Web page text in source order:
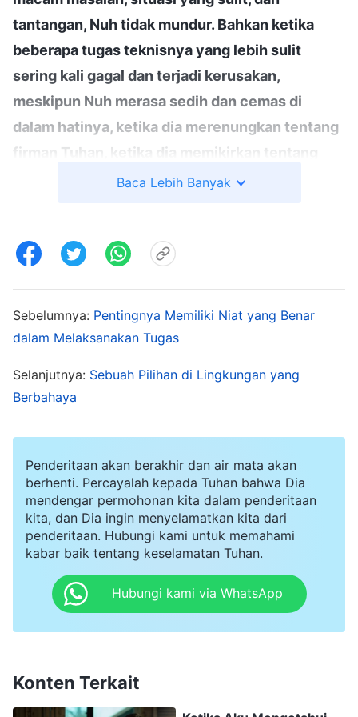
tantangan, Nuh tidak mundur. Bahkan ketika
beberapa tugas teknisnya yang lebih sulit
sering kali gagal dan terjadi kerusakan,
meskipun Nuh merasa sedih dan cemas di
dalam hatinya, ketika dia merenungkan tentang
firman Tuhan, ketika dia memikirkan tentang
setiap firman yang Tuhan perintahkan
termotivasi: 'Aku tidak boleh menyerah, aku
ini adalah amanat Tuhan, dan karena aku
yang diucapkan oleh Tuhan dan suara Tuhan,
dan karena aku menerima amanat ini dari Tuhan,
aku harus tunduk secara mutlak, itulah yang
seharusnya dicapai oleh seorang manusia.' Jadi,
apa pun jenis kesulitan yang dia hadapi, apa pun
ejekan atau fitnah yang dia hadapi, betapapun
lelah tubuhnya, betapapun letihnya, dia tidak
meninggalkan apa yang telah dipercayakan oleh
Tuhan kepadanya, dan selalu mengingat setiap
kata yang telah Tuhan katakan dan perintahkan.
bahwa semua ini tidak akan berlangsung
Baca Lebih Banyak
Sebelumnya: Pentingnya Memiliki Niat yang Benar
dalam Melaksanakan Tugas
Selanjutnya: Sebuah Pilihan di Lingkungan yang
Berbahaya
Penderitaan akan berakhir dan air mata akan
berhenti. Percayalah kepada Tuhan bahwa Dia
mendengar permohonan kita dalam penderitaan
kita, dan Dia ingin menyelamatkan kita dari
penderitaan. Hubungi kami untuk memahami
kabar baik tentang keselamatan Tuhan.
Hubungi kami via WhatsApp
Konten Terkait